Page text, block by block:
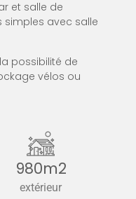
et salle de
simples avec salle
possibilité de
vélos ou
980m2
extérieur